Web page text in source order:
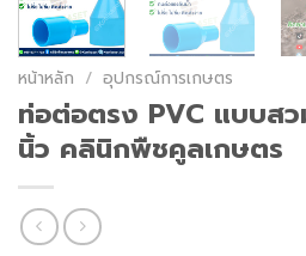
หน้าหลัก / อุปกรณ์การเกษตร
ท่อต่อตรง PVC แบบส
นิ้ว คลินิกพืชคูลเกษตร